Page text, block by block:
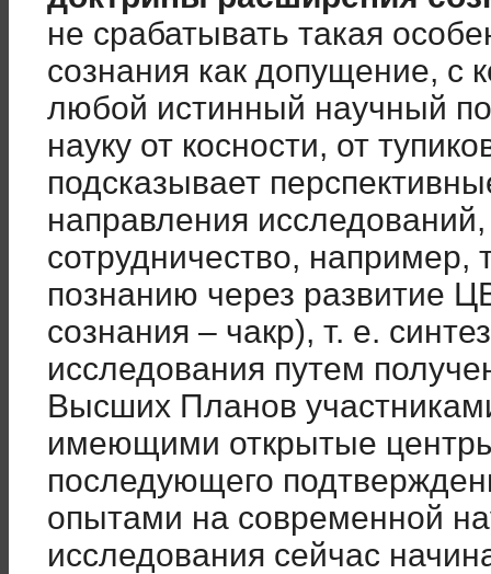
не срабатывать такая
сознания как допущение, с
любой истинный научный
науку от косности, от
подсказывает
направления
сотрудничество, например,
познанию через развитие
сознания – чакр), т. е.
исследования путем
Высших Планов
имеющими открытые
последующего
опытами на современной
исследования сейчас